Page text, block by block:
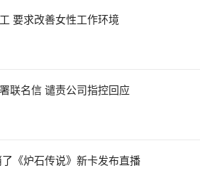
要求改善女性工作环境
联名信 谴责公司指控回应
《炉石传说》新卡发布直播